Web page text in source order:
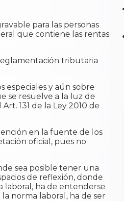
para las personas
que contiene las rentas
tributaria
especiales y aún sobre
se resuelve a la luz de
131 de la Ley 2010 de
en la fuente de los
oficial, pues no
sea posible tener una
de reflexión, donde
laboral, ha de entenderse
norma laboral, ha de ser